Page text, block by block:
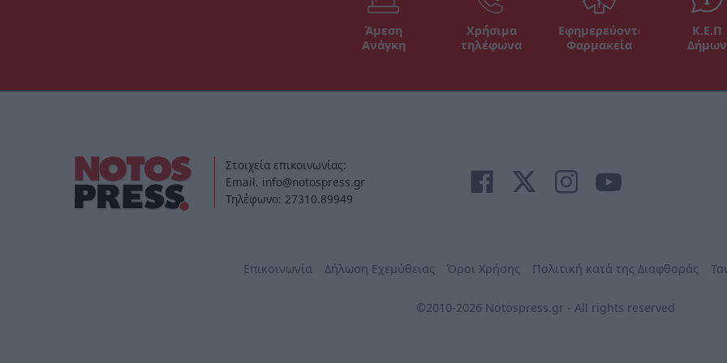
Άμεση
Ανάγκη
Χρήσιμα
τηλέφωνα
Εφημερεύοντα
Φαρμακεία
Κ.Ε.Π
Δήμων
Στοιχεία επικοινωνίας:
Email. info@notospress.gr
Τηλέφωνο: 27310.89949
Επικοινωνία Δήλωση Εχεμύθειας Όροι Χρήσης Πολιτική κατά της Διαφθοράς
©2010-2026 Notospress.gr - All rights reserved